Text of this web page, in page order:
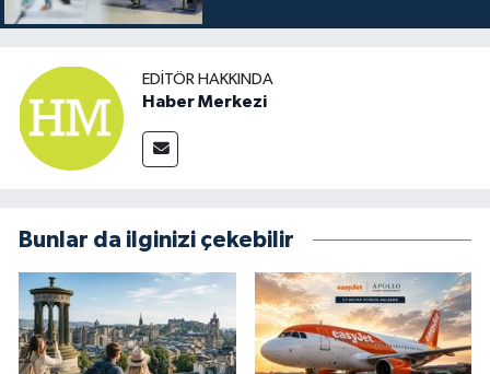
EDITÖR HAKKINDA
Haber Merkezi
Bunlar da ilginizi çekebilir